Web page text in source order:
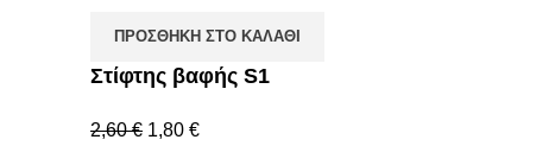
ΠΡΟΣΘΉΚΗ ΣΤΟ ΚΑΛΆΘΙ
Στίφτης βαφής S1
2,60€ 1,80 €